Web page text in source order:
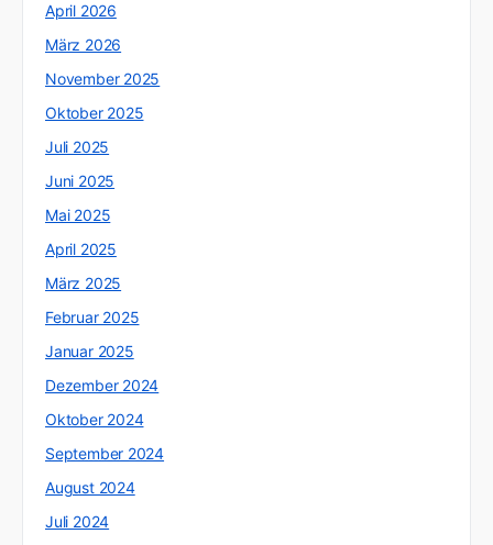
April 2026
März 2026
November 2025
Oktober 2025
Juli 2025
Juni 2025
Mai 2025
April 2025
März 2025
Februar 2025
Januar 2025
Dezember 2024
Oktober 2024
September 2024
August 2024
Juli 2024